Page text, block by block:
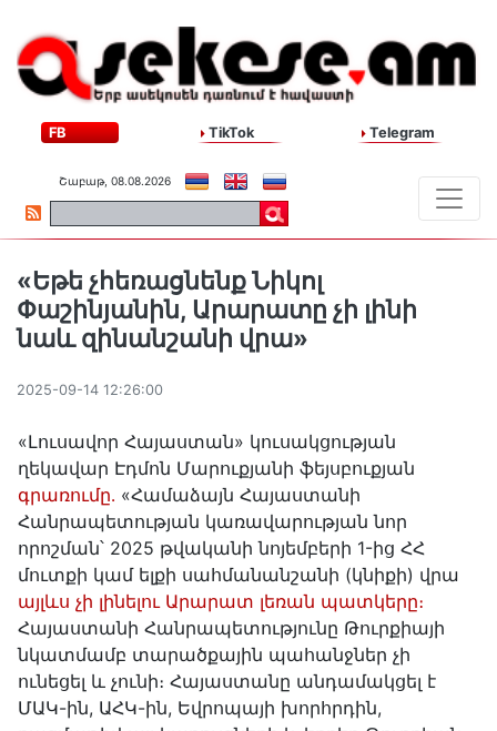
FB TikTok Telegram
Շաբաթ, 08.08.2026
«Եթե չհեռացնենք Նիկոլ
Փաշինյանին, Արարատը չի լինի
նաև զինանշանի վրա»
2025-09-14 12:26:00
«Լուսավոր Հայաստան» կուսակցության
ղեկավար Էդմոն Մարուքյանի ֆեյսբուքյան
գրառումը․ «Համաձայն Հայաստանի
Հանրապետության կառավարության նոր
որոշման՝ 2025 թվականի նոյեմբերի 1-ից ՀՀ
մուտքի կամ ելքի սահմանանշանի (կնիքի) վրա
այլևս չի լինելու Արարատ լեռան պատկերը։
Հայաստանի Հանրապետությունը Թուրքիայի
նկատմամբ տարածքային պահանջներ չի
ունեցել և չունի։ Հայաստանը անդամակցել է
ՄԱԿ-ին, ԱՀԿ-ին, Եվրոպայի խորհրդին,